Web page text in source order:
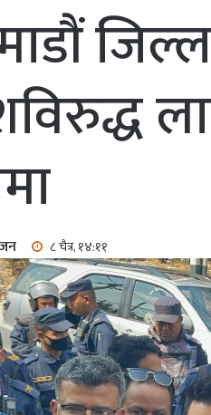
८ चैत्र, १४:११